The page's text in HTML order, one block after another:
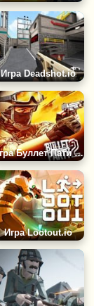
Игра Deadshot.io
Игра Буллет Пати 3Д
Игра Lootout.io